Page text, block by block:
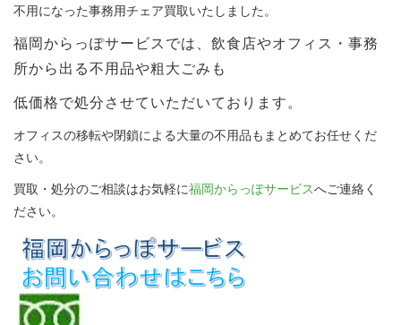
不用になった事務用チェア買取いたしました。
福岡からっぽサービスでは、飲食店やオフィス・事務
所から出る不用品や粗大ごみも
低価格で処分させていただいております。
オフィスの移転や閉鎖による大量の不用品もまとめてお任せくだ
さい。
買取・処分のご相談はお気軽に福岡からっぽサービスへご連絡く
ださい。